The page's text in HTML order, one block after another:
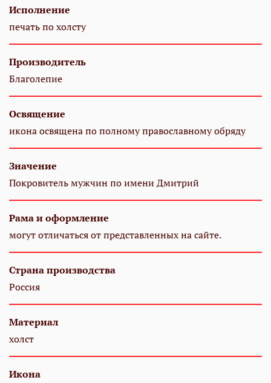
Исполнение
печать по холсту
Производитель
Благолепие
Освящение
икона освящена по полному православному обряду
Значение
Покровитель мужчин по имени Дмитрий
Рама и оформление
могут отличаться от представленных на сайте.
Страна производства
Россия
Материал
холст
Икона